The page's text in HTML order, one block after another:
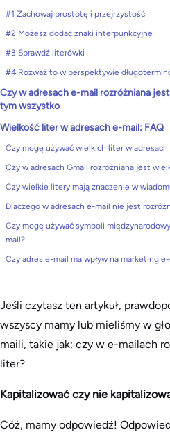
#1 Zachowaj prostotę i przejrzystość
#2 Możesz dodać znaki interpunkcyjne
#3 Sprawdź literówki
#4 Rozważ to w perspektywie
Czy w adresach e-mail rozróżniana
tym wszystko
Wielkość liter w adresach e-mail: FAQ
Czy mogę używać wielkich liter w adresach
Czy w adresach Gmail rozróżniana jest
Czy wielkie litery mają znaczenie w
Dlaczego w adresach e-mail nie jest
Czy mogę używać symboli
mail?
Czy adres e-mail ma wpływ na marketing
Jeśli czytasz ten artykuł,
wszyscy mamy lub mieliśmy w
maili, takie jak: czy w e-mailach
liter?
Kapitalizować czy nie
Cóż, mamy odpowiedź!